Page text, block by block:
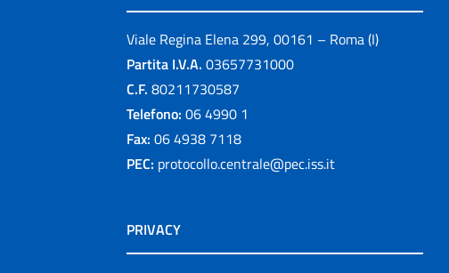
Viale Regina Elena 299, 00161 – Roma (I)
Partita I.V.A. 03657731000
C.F. 80211730587
Telefono: 06 4990 1
Fax: 06 4938 7118
PEC: protocollo.centrale@pec.iss.it
PRIVACY